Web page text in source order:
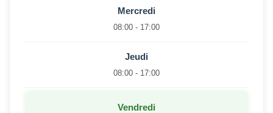
Mercredi
08:00 - 17:00
Jeudi
08:00 - 17:00
Vendredi